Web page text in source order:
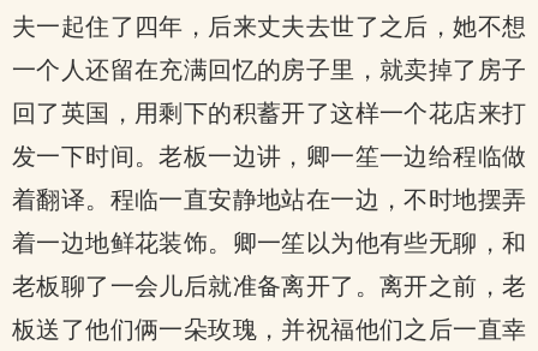
夫一起住了四年，后来丈夫去世了之后，她不想
一个人还留在充满回忆的房子里，就卖掉了房子
回了英国，用剩下的积蓄开了这样一个花店来打
发一下时间。老板一边讲，卿一笙一边给程临做
着翻译。程临一直安静地站在一边，不时地摆弄
着一边地鲜花装饰。卿一笙以为他有些无聊，和
老板聊了一会儿后就准备离开了。离开之前，老
板送了他们俩一朵玫瑰，并祝福他们之后一直幸